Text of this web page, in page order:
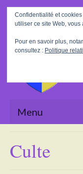
:
Menu
La Mairie
Culte
Confidentialité et
utiliser ce site Web,
Pour en savoir plus,
consultez : Politique